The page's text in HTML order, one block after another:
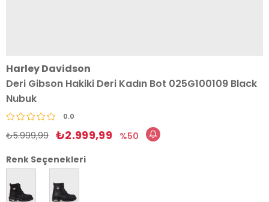
Harley Davidson
Deri Gibson Hakiki Deri Kadın Bot 025G100109 Black
Nubuk
0.0
₺5.999,99 ₺2.999,99
50
Renk Seçenekleri